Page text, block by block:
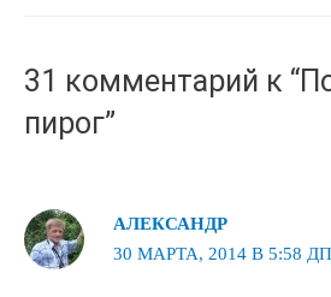
31 комментарий к
пирог”
АЛЕКСАНДР
30 МАРТА, 2014 В 5:58 ДП